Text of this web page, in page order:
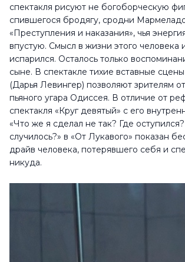
спектакля рисуют не богоборческую
спившегося бродягу, сродни
«Преступления и наказания», чья
впустую. Смысл в жизни этого человека
испарился. Осталось только
сыне. В спектакле тихие вставные
(Дарья Левингер) позволяют зрителям
пьяного угара Одиссея. В отличие от
спектакля «Круг девятый» с его
«Что же я сделал не так? Где
случилось?» в «От Лукавого» показан
драйв человека, потерявшего себя и
никуда.